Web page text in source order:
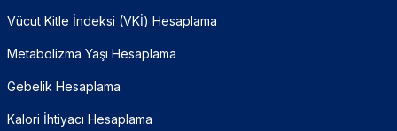
Vücut Kitle İndeksi (VKİ) Hesaplama
Metabolizma Yaşı Hesaplama
Gebelik Hesaplama
Kalori İhtiyacı Hesaplama